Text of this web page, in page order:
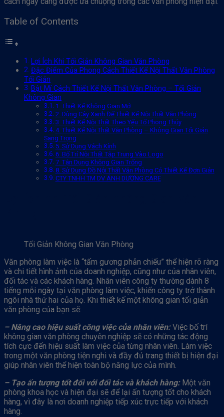
Table of Contents
Lợi Ích Khi Tối Giản Không Gian Văn Phòng
Đặc Điểm Của Phong Cách Thiết Kế Nội Thất Văn Phòng
Tối Giản
Bật Mí Cách Thiết Kế Nội Thất Văn Phòng – Tối Giản
Không Gian
1. Thiết Kế Không Gian Mở
2. Dùng Cây Xanh Để Thiết Kế Nội Thất Văn Phòng
3. Thiết Kế Nội Thất Theo Yếu Tố Phong Thủy
4. Thiết Kế Nội Thất Văn Phòng – Không Gian Tối Giản
Sang Trọng
5. Sử Dụng Vách Kính
6. Bố Trí Nội Thất Tập Trung Vào Logo
7. Tận Dụng Không Gian Trống
8. Sử Dụng Đồ Nội Thất Văn Phòng Có Thiết Kế Đơn Giản
CTY TNHH TM DV ÁNH DƯƠNG CARE
Tối Giản Không Gian Văn Phòng
Văn phòng làm việc là “tấm gương phản chiếu” thể hiện rõ ràng
và chi tiết hình ảnh của doanh nghiệp, cũng như của nhân viên,
đối tác và các khách hàng. Nhân viên công ty thường dành 8
tiếng mỗi ngày tại văn phòng làm việc, khiến công ty trở thành
ngôi nhà thứ hai của họ. Khi thiết kế một không gian tối giản
văn phòng của bạn sẽ:
– Nâng cao hiệu suất công việc của nhân viên:Việc bố trí
không gian văn phòng chuyên nghiệp sẽ có những tác động
tích cực đến hiệu suất làm việc của từng nhân viên. Làm việc
trong một văn phòng tiện nghi và đầy đủ trang thiết bị hiện đại
giúp nhân viên thể hiện toàn bộ năng lực của mình.
– Tạo ấn tượng tốt đối với đối tác và khách hàng:Một văn
phòng khoa học và hiện đại sẽ để lại ấn tượng tốt cho khách
hàng, vì đây là nơi doanh nghiệp tiếp xúc trực tiếp với khách
hàng.